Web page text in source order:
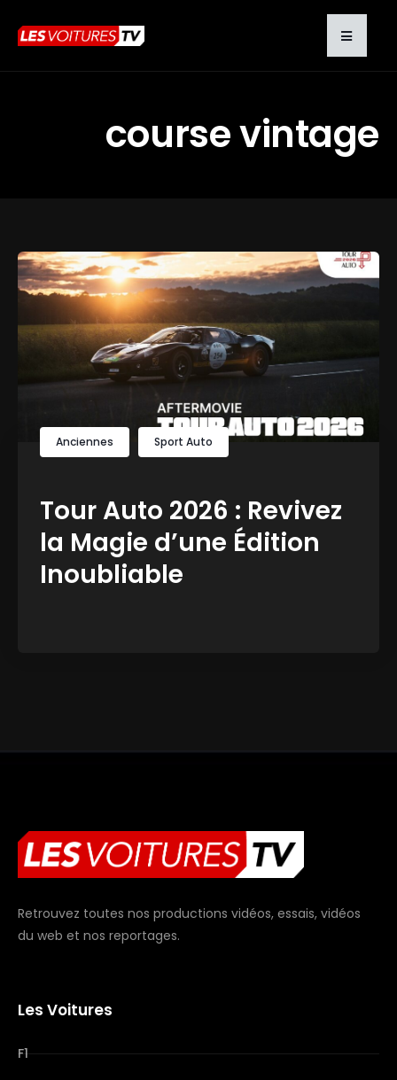
course vintage
Anciennes Sport Auto
Tour Auto 2026 : Revivez
la Magie d’une Édition
Inoubliable
Retrouvez toutes nos productions vidéos, essais, vidéos
du web et nos reportages.
Les Voitures
F1